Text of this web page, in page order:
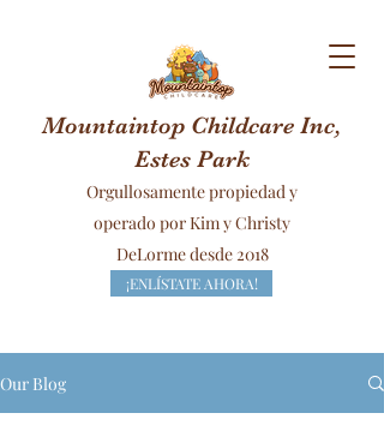
Mountaintop Childcare Inc,
Estes Park
Orgullosamente propiedad y
operado por Kim y Christy
DeLorme desde 2018
¡ENLÍSTATE AHORA!
Our Blog